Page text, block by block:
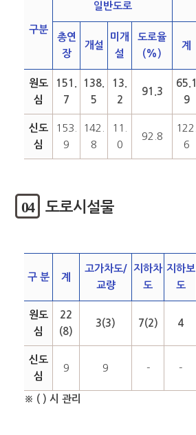
구분
일반도로
총연
장
개설
미개
설
도로율
(%)
계
원도
심
151.
7
138.
5
13.
2
91.3
65.1
9
신도
심
153.
9
142.
8
11.
0
92.8
122.
6
04 도로시설물
구 분 계
고가차도/
교량
지하차
도
지하보
도
원도
심
22
(8)
3(3) 7(2) 4
신도
심
9 9 - -
※ ( ) 시 관리